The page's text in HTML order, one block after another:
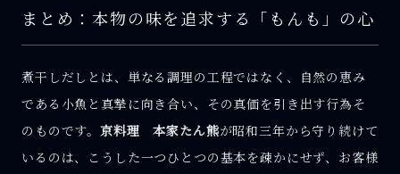
まとめ：本物の味を追求する「もんも」の心
煮干しだしとは、単なる調理の工程ではなく、自然の恵み
である小魚と真摯に向き合い、その真価を引き出す行為そ
のものです。京料理 本家たん熊が昭和三年から守り続けて
いるのは、こうした一つひとつの基本を疎かにせず、お客様